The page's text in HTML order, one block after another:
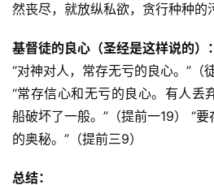
然丧尽，就放纵私欲，贪行种种的
基督徒的良心（圣经是这样说的）：
“对神对人，常存无亏的良心。”（
“常存信心和无亏的良心。有人丢
船破坏了一般。”（提前一19） “
的奥秘。”（提前三9）
总结：